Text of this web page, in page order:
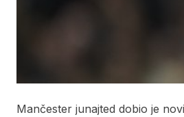
Mančester junajted dobio je